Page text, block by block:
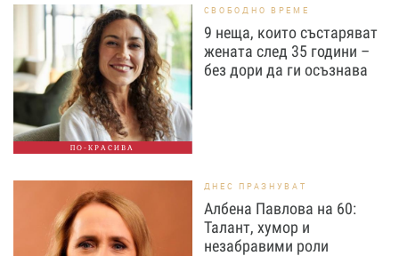
ПО-КРАСИВА
СВОБОДНО ВРЕМЕ
9 неща, които състаряват
жената след 35 години –
без дори да ги осъзнава
ДНЕС ПРАЗНУВАТ
Албена Павлова на 60:
Талант, хумор и
незабравими роли